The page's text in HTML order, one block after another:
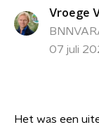
Vroege
07 juli
Het was een